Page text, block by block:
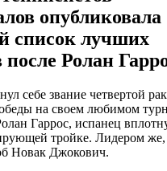
опубликовала
список лучших
после Ролан
себе звание четвертой
на своем любимом
Гаррос, испанец
тройке. Лидером же,
Новак Джокович.